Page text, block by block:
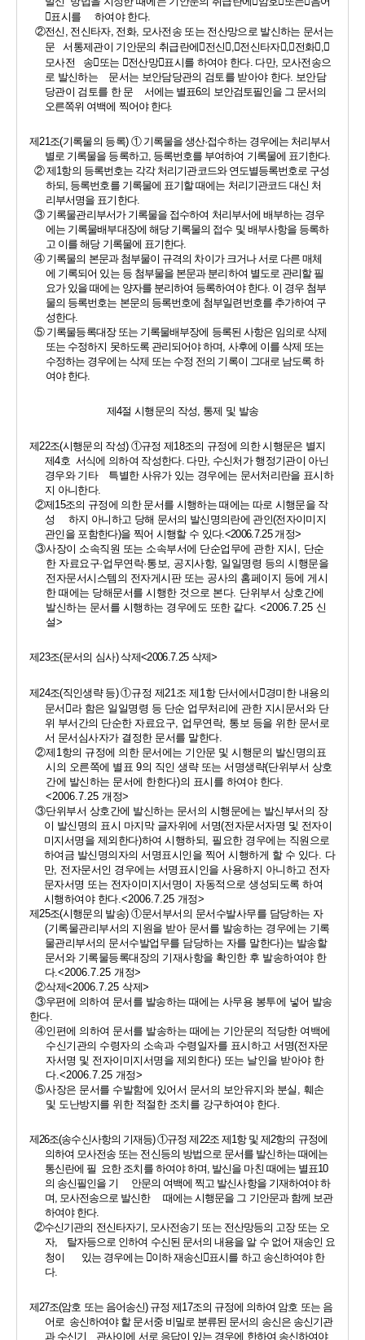
󰡓표시를     하여야 한다.
②전신 , 전신타자, 전화, 모사전송 또는 전산망으로 발신하는 문서는
문   서통제관이 기안문의 취급란에 󰡒 전신 󰡓 ,󰡒전신타자󰡓,󰡒 전화󰡓 ,󰡒
모사전   송󰡓 또는 󰡒전산망󰡓표시를 하여야 한다. 다만, 모사전송으
로 발신하는    문서는 보안담당관의 검토를 받아야 한다. 보안담
당관이 검토를 한 문 서에는 별표6의 보안검토필인을 그 문서의
오른쪽위 여백에 찍어야 한다.
제21조(기록물의 등록) ① 기록물을 생산·접수하는 경우에는 처리부서
별로 기록물을 등록하고, 등록번호를 부여하여 기록물에 표기한다.
② 제1항의 등록번호는 각각 처리기관코드와 연도별등록번호로 구성
하되, 등록번호를 기록물에 표기할 때에는 처리기관코드 대신 처
리부서명을 표기한다.
③ 기록물관리부서가 기록물을 접수하여 처리부서에 배부하는 경우
에는 기록물배부대장에 해당 기록물의 접수 및 배부사항을 등록하
고 이를 해당 기록물에 표기한다.
④ 기록물의 본문과 첨부물이 규격의 차이가 크거나 서로 다른 매체
에 기록되어 있는 등 첨부물을 본문과 분리하여 별도로 관리할 필
요가 있을 때에는 양자를 분리하여 등록하여야 한다. 이 경우 첨부
물의 등록번호는 본문의 등록번호에 첨부일련번호를 추가하여 구
성한다.
⑤ 기록물등록대장 또는 기록물배부장에 등록된 사항은 임의로 삭제
또는 수정하지 못하도록 관리되어야 하며, 사후에 이를 삭제 또는
수정하는 경우에는 삭제 또는 수정 전의 기록이 그대로 남도록 하
여야 한다.
제4절 시행문의 작성, 통제 및 발송
제22조(시행문의 작성) ①규정 제18조의 규정에 의한 시행문은 별지
제4호  서식에 의하여 작성한다. 다만, 수신처가 행정기관이 아닌
경우와 기타    특별한 사유가 있는 경우에는 문서처리란을 표시하
지 아니한다.
②제15조의 규정에 의한 문서를 시행하는 때에는 따로 시행문을 작
성     하지 아니하고 당해 문서의 발신명의란에 관인(전자이미지
관인을 포함한다)을 찍어 시행할 수 있다.<2006.7.25 개정>
③사장이 소속직원 또는 소속부서에 단순업무에 관한 지시 , 단순
한 자료요구·업무연락·통보, 공지사항, 일일명령 등의 시행문을
전자문서시스템의 전자게시판 또는 공사의 홈페이지 등에 게시
한 때에는 당해문서를 시행한 것으로 본다. 단위부서 상호간에
발신하는 문서를 시행하는 경우에도 또한 같다. <2006.7.25 신
설>
제23조(문서의 심사) 삭제<2006.7.25 삭제>
제24조(직인생략 등) ①규정 제21조 제 1항 단서에서 󰡒 경미한 내용의
문서 󰡓 라 함은 일일명령 등 단순 업무처리에 관한 지시문서와 단
위 부서간의 단순한 자료요구, 업무연락, 통보 등을 위한 문서로
서 문서심사자가 결정한 문서를 말한다.
②제 1항의 규정에 의한 문서에는 기안문 및 시행문의 발신명의표
시의 오른쪽에 별표 9의 직인 생략 또는 서명생략(단위부서 상호
간에 발신하는 문서에 한한다)의 표시를 하여야 한다.
<2006.7.25 개정>
③단위부서 상호간에 발신하는 문서의 시행문에는 발신부서의 장
이 발신명의 표시 마지막 글자위에 서명(전자문서자명 및 전자이
미지서명을 제외한다)하여 시행하되, 필요한 경우에는 직원으로
하여금 발신명의자의 서명표시인을 찍어 시행하게 할 수 있다. 다
만, 전자문서인 경우에는 서명표시인을 사용하지 아니하고 전자
문자서명 또는 전자이미지서명이 자동적으로 생성되도록 하여
시행하여야 한다.<2006.7.25 개정>
제25조(시행문의 발송) ①문서부서의 문서수발사무를 담당하는 자
(기록물관리부서의 지원을 받아 문서를 발송하는 경우에는 기록
물관리부서의 문서수발업무를 담당하는 자를 말한다)는 발송할
문서와 기록물등록대장의 기재사항을 확인한 후 발송하여야 한
다.<2006.7.25 개정>
②삭제<2006.7.25 삭제>
③우편에 의하여 문서를 발송하는 때에는 사무용 봉투에 넣어 발송
한다.
④인편에 의하여 문서를 발송하는 때에는 기안문의 적당한 여백에
수신기관의 수령자의 소속과 수령일자를 표시하고 서명(전자문
자서명 및 전자이미지서명을 제외한다) 또는 날인을 받아야 한
다.<2006.7.25 개정>
⑤사장은 문서를 수발함에 있어서 문서의 보안유지와 분실 , 훼손
및 도난방지를 위한 적절한 조치를 강구하여야 한다.
제26조(송수신사항의 기재등) ①규정 제22조 제1항 및 제2항의 규정에
의하여 모사전송 또는 전신등의 방법으로 문서를 발신하는 때에는
통신란에 필  요한 조치를 하여야 하며, 발신을 마친 때에는 별표10
의 송신필인을 기     안문의 여백에 찍고 발신사항을 기재하여야 하
며, 모사전송으로 발신한     때에는 시행문을 그 기안문과 함께 보관
하여야 한다.
②수신기관의 전신타자기, 모사전송기 또는 전산망등의 고장 또는 오
자, 탈자등으로 인하여 수신된 문서의 내용을 알 수 없어 재송인 요
청이       있는 경우에는 󰡒이하 재송신 󰡓표시를 하고 송신하여야 한
다.
제27조(암호 또는 음어송신) 규정 제17조의 규정에 의하여 암호 또는 음
어로  송신하여야 할 문서중 비밀로 분류된 문서의 송신은 송신기관
과 수신기    관사이에 서로 응답이 있는 경우에 한하여 송신하여야